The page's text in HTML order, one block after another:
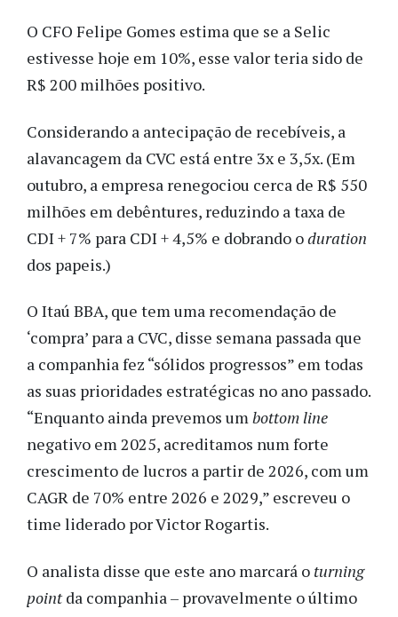
O CFO Felipe Gomes estima que se a Selic
estivesse hoje em 10%, esse valor teria sido de
R$ 200 milhões positivo.
Considerando a antecipação de recebíveis, a
alavancagem da CVC está entre 3x e 3,5x. (Em
outubro, a empresa renegociou cerca de R$ 550
milhões em debêntures, reduzindo a taxa de
CDI + 7% para CDI + 4,5% e dobrando oduration
dos papeis.)
O Itaú BBA, que tem uma recomendação de
‘compra’ para a CVC, disse semana passada que
a companhia fez “sólidos progressos” em todas
as suas prioridades estratégicas no ano passado.
“Enquanto ainda prevemos umbottom line
negativo em 2025, acreditamos num forte
crescimento de lucros a partir de 2026, com um
CAGR de 70% entre 2026 e 2029,” escreveu o
time liderado por Victor Rogartis.
O analista disse que este ano marcará o turning
pointda companhia – provavelmente o último